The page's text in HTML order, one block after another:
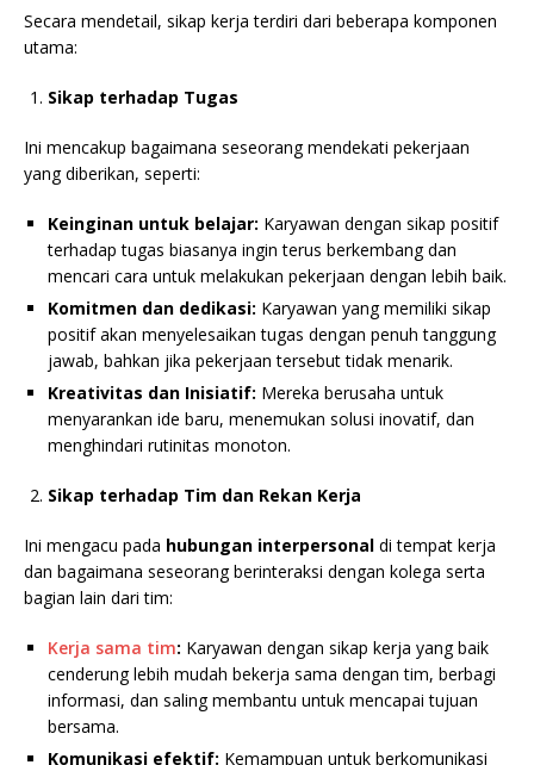
Secara mendetail, sikap kerja terdiri dari beberapa komponen
utama:
Sikap terhadap Tugas
Ini mencakup bagaimana seseorang mendekati pekerjaan
yang diberikan, seperti:
Keinginan untuk belajar: Karyawan dengan sikap positif
terhadap tugas biasanya ingin terus berkembang dan
mencari cara untuk melakukan pekerjaan dengan lebih baik.
Komitmen dan dedikasi: Karyawan yang memiliki sikap
positif akan menyelesaikan tugas dengan penuh tanggung
jawab, bahkan jika pekerjaan tersebut tidak menarik.
Kreativitas dan Inisiatif: Mereka berusaha untuk
menyarankan ide baru, menemukan solusi inovatif, dan
menghindari rutinitas monoton.
Sikap terhadap Tim dan Rekan Kerja
Ini mengacu pada hubungan interpersonal di tempat kerja
dan bagaimana seseorang berinteraksi dengan kolega serta
bagian lain dari tim:
Kerja sama tim: Karyawan dengan sikap kerja yang baik
cenderung lebih mudah bekerja sama dengan tim, berbagi
informasi, dan saling membantu untuk mencapai tujuan
bersama.
Komunikasi efektif: Kemampuan untuk berkomunikasi